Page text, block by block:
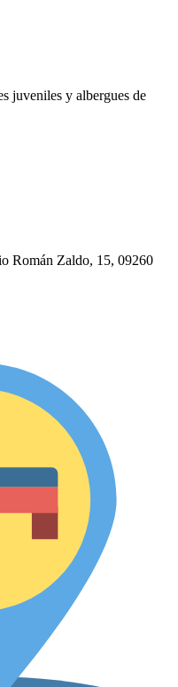
juveniles y albergues de
Román Zaldo, 15, 09260